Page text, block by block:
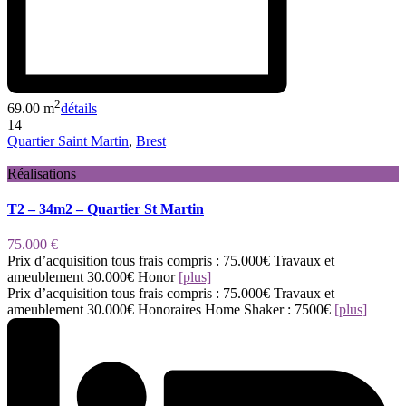
69.00 m2détails
14
Quartier Saint Martin, Brest
Réalisations
T2 – 34m2 – Quartier St Martin
75.000 €
Prix d’acquisition tous frais compris : 75.000€ Travaux et
ameublement 30.000€ Honor [plus]
Prix d’acquisition tous frais compris : 75.000€ Travaux et
ameublement 30.000€ Honoraires Home Shaker : 7500€ [plus]